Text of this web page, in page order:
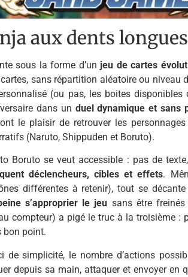
aux dents
sous la forme d’un jeu de cartes
sans répartition aléatoire ou niveau
(ou pas, les boites disponibles
dans un duel dynamique et sans
le plaisir de retrouver les
(Naruto, Shippuden et Boruto).
Boruto se veut accessible : pas de
déclencheurs, cibles et effets.
différentes à retenir), tout se
s’approprier le jeu sans être
compteur) a pigé le truc à la troisième :
bon point.
de simplicité, le nombre d’actions
depuis sa main, attaquer et envoyer en